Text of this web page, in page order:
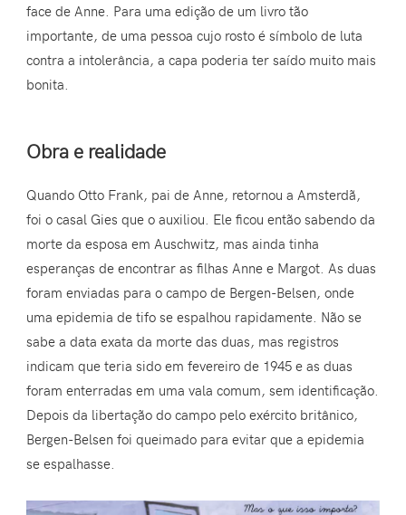
face de Anne. Para uma edição de um livro tão
importante, de uma pessoa cujo rosto é símbolo de luta
contra a intolerância, a capa poderia ter saído muito mais
bonita.
Obra e realidade
Quando Otto Frank, pai de Anne, retornou a Amsterdã,
foi o casal Gies que o auxiliou. Ele ficou então sabendo da
morte da esposa em Auschwitz, mas ainda tinha
esperanças de encontrar as filhas Anne e Margot. As duas
foram enviadas para o campo de Bergen-Belsen, onde
uma epidemia de tifo se espalhou rapidamente. Não se
sabe a data exata da morte das duas, mas registros
indicam que teria sido em fevereiro de 1945 e as duas
foram enterradas em uma vala comum, sem identificação.
Depois da libertação do campo pelo exército britânico,
Bergen-Belsen foi queimado para evitar que a epidemia
se espalhasse.